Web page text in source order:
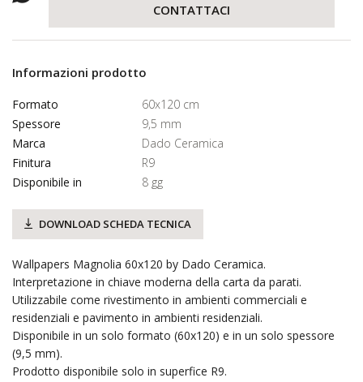
CONTATTACI
Informazioni prodotto
Formato
60x120 cm
Spessore
9,5 mm
Marca
Dado Ceramica
Finitura
R9
Disponibile in
8 gg
DOWNLOAD SCHEDA TECNICA
Wallpapers Magnolia 60x120 by Dado Ceramica.
Interpretazione in chiave moderna della carta da parati.
Utilizzabile come rivestimento in ambienti commerciali e
residenziali e pavimento in ambienti residenziali.
Disponibile in un solo formato (60x120) e in un solo spessore
(9,5 mm).
Prodotto disponibile solo in superfice R9.